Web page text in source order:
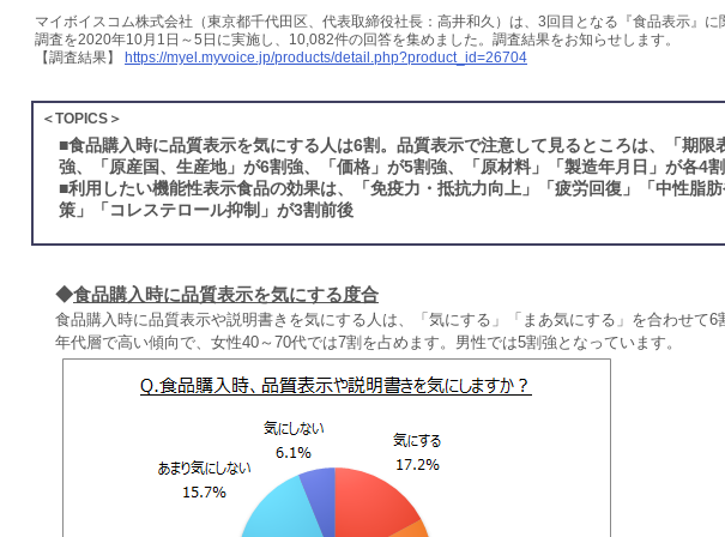
マイボイスコム株式会社（東京都千代田区、代表取締役社長：高井和久）は、3回目となる『食品表示』に
調査を2020年10月1日～5日に実施し、10,082件の回答を集めました。調査結果をお知らせします。
【調査結果】
https://myel.myvoice.jp/products/detail.php?product_id=26704
＜TOPICS＞
■食品購入時に品質表示を気にする人は6割。品質表示で注意して見るところは、「期限
強、「原産国、生産地」が6割強、「価格」が5割強、「原材料」「製造年月日」が各4割
■利用したい機能性表示食品の効果は、「免疫力・抵抗力向上」「疲労回復」「中性脂
策」「コレステロール抑制」が3割前後
◆食品購入時に品質表示を気にする度合
食品購入時に品質表示や説明書きを気にする人は、「気にする」「まあ気にする」を合わせて6
年代層で高い傾向で、女性40～70代では7割を占めます。男性では5割強となっています。